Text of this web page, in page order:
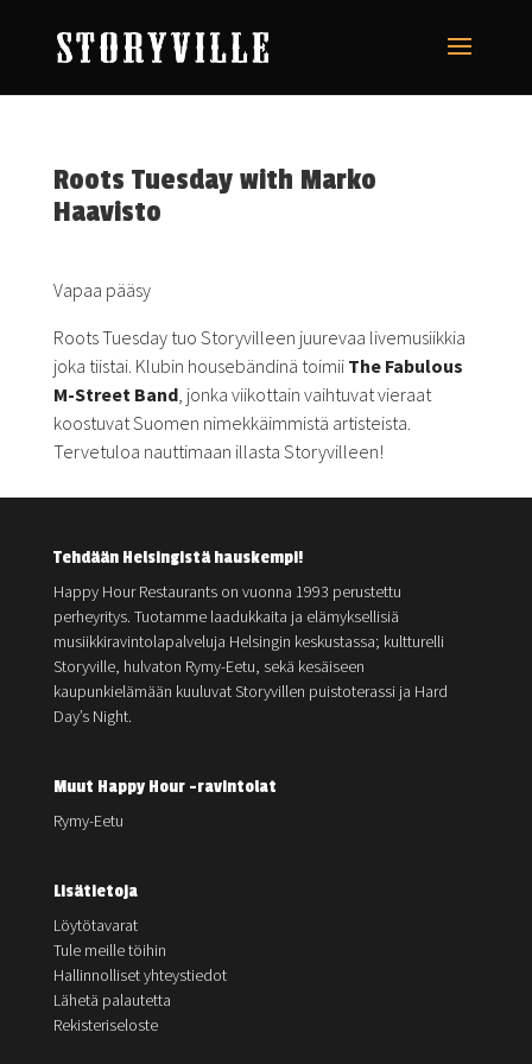
Roots Tuesday with Marko
Haavisto
Vapaa pääsy
Roots Tuesday tuo Storyvilleen juurevaa livemusiikkia
joka tiistai. Klubin housebändinä toimii The Fabulous
M-Street Band, jonka viikottain vaihtuvat vieraat
koostuvat Suomen nimekkäimmistä artisteista.
Tervetuloa nauttimaan illasta Storyvilleen!
Tehdään Helsingistä hauskempi!
Happy Hour Restaurants on vuonna 1993 perustettu
perheyritys. Tuotamme laadukkaita ja elämyksellisiä
musiikkiravintolapalveluja Helsingin keskustassa; kultturelli
Storyville, hulvaton Rymy-Eetu, sekä kesäiseen
kaupunkielämään kuuluvat Storyvillen puistoterassi ja Hard
Day’s Night.
Muut Happy Hour -ravintolat
Rymy-Eetu
Lisätietoja
Löytötavarat
Tule meille töihin
Hallinnolliset yhteystiedot
Lähetä palautetta
Rekisteriseloste